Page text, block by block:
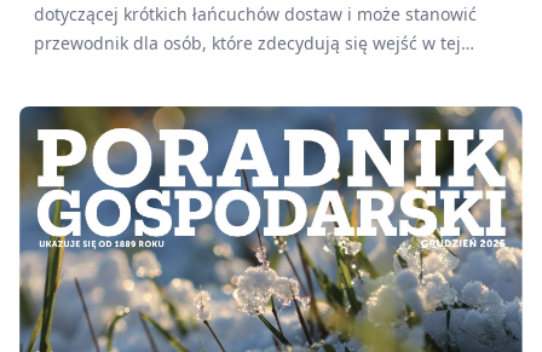
dotyczącej krótkich łańcuchów dostaw i może stanowić
przewodnik dla osób, które zdecydują się wejść w tej